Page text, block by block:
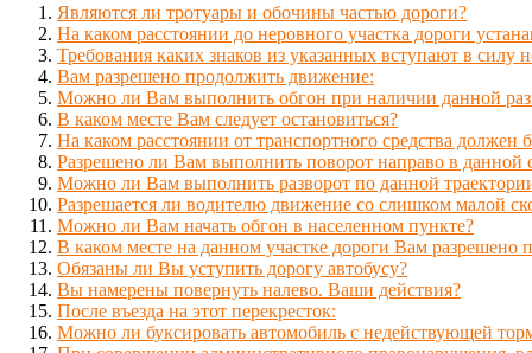
Являются ли тротуары и обочины частью дороги?
На каком расстоянии до неровного участка дороги
Требования каких знаков из указанных вступают в силу
Вам разрешено продолжить движение:
Можно ли Вам выполнить обгон при наличии данной
В каком месте Вам следует остановиться?
На каком расстоянии от транспортного средства
Разрешено ли Вам выполнить поворот направо в данной
Можно ли Вам выполнить разворот по данной
Разрешается ли водителю движение со слишком малой
Можно ли Вам начать обгон в населенном пункте?
В каком месте на данном участке дороги Вам разрешено
Обязаны ли Вы уступить дорогу автобусу?
Вы намерены повернуть налево. Ваши действия?
После въезда на этот перекресток:
Можно ли буксировать автомобиль с недействующей